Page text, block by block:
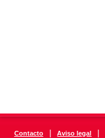
Contacto | Aviso legal |